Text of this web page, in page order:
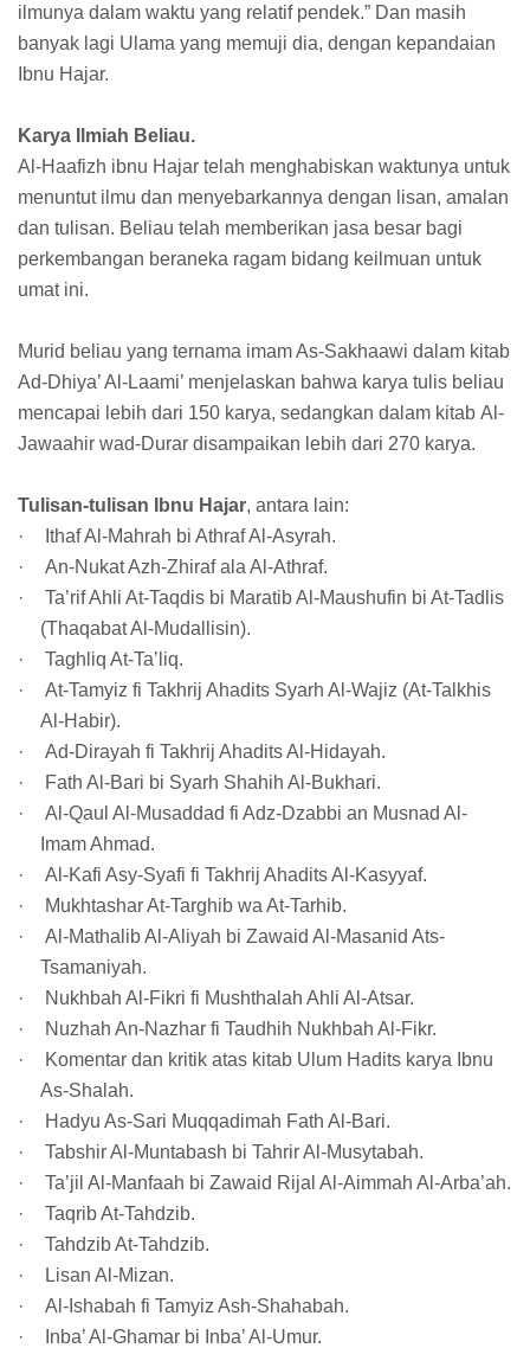
ilmunya dalam waktu yang relatif pendek.” Dan masih
banyak lagi Ulama yang memuji dia, dengan kepandaian
Ibnu Hajar.
Karya Ilmiah Beliau.
Al-Haafizh ibnu Hajar telah menghabiskan waktunya untuk
menuntut ilmu dan menyebarkannya dengan lisan, amalan
dan tulisan. Beliau telah memberikan jasa besar bagi
perkembangan beraneka ragam bidang keilmuan untuk
umat ini.
Murid beliau yang ternama imam As-Sakhaawi dalam kitab
Ad-Dhiya’ Al-Laami’ menjelaskan bahwa karya tulis beliau
mencapai lebih dari 150 karya, sedangkan dalam kitab Al-
Jawaahir wad-Durar disampaikan lebih dari 270 karya.
Tulisan-tulisan Ibnu Hajar, antara lain:
·
Ithaf Al-Mahrah bi Athraf Al-Asyrah.
·
An-Nukat Azh-Zhiraf ala Al-Athraf.
·
Ta’rif Ahli At-Taqdis bi Maratib Al-Maushufin bi At-Tadlis
(Thaqabat Al-Mudallisin).
·
Taghliq At-Ta’liq.
·
At-Tamyiz fi Takhrij Ahadits Syarh Al-Wajiz (At-Talkhis
Al-Habir).
·
Ad-Dirayah fi Takhrij Ahadits Al-Hidayah.
·
Fath Al-Bari bi Syarh Shahih Al-Bukhari.
·
Al-Qaul Al-Musaddad fi Adz-Dzabbi an Musnad Al-
Imam Ahmad.
·
Al-Kafi Asy-Syafi fi Takhrij Ahadits Al-Kasyyaf.
·
Mukhtashar At-Targhib wa At-Tarhib.
·
Al-Mathalib Al-Aliyah bi Zawaid Al-Masanid Ats-
Tsamaniyah.
·
Nukhbah Al-Fikri fi Mushthalah Ahli Al-Atsar.
·
Nuzhah An-Nazhar fi Taudhih Nukhbah Al-Fikr.
·
Komentar dan kritik atas kitab Ulum Hadits karya Ibnu
As-Shalah.
·
Hadyu As-Sari Muqqadimah Fath Al-Bari.
·
Tabshir Al-Muntabash bi Tahrir Al-Musytabah.
·
Ta’jil Al-Manfaah bi Zawaid Rijal Al-Aimmah Al-Arba’ah.
·
Taqrib At-Tahdzib.
·
Tahdzib At-Tahdzib.
·
Lisan Al-Mizan.
·
Al-Ishabah fi Tamyiz Ash-Shahabah.
·
Inba’ Al-Ghamar bi Inba’ Al-Umur.